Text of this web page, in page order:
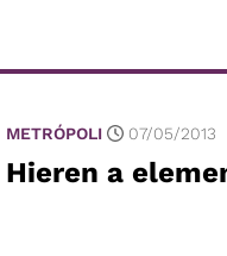
METRÓPOLI 07/05/2013
Hieren a